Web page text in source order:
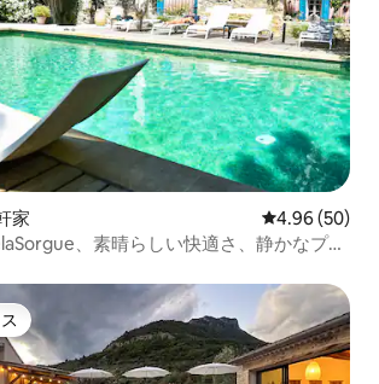
家 レビュー50
4.96 (50)
、素晴らしい快適さ、静かなプー
ョイスです。